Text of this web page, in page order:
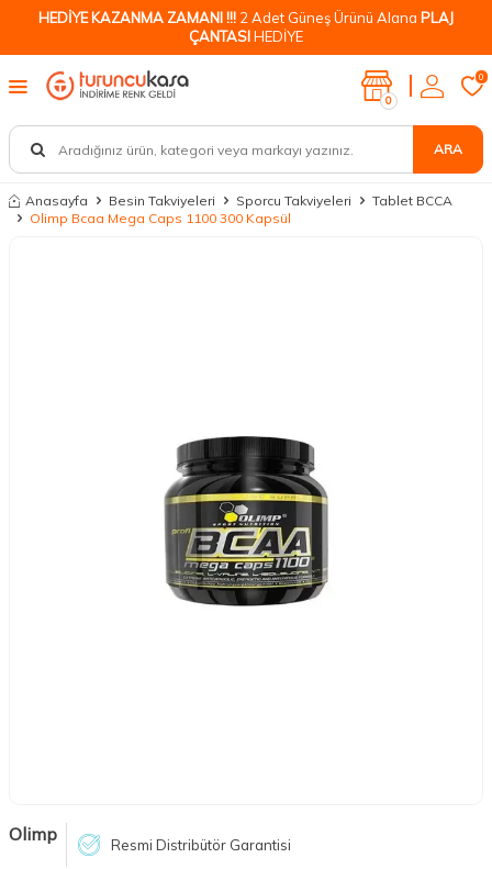
HEDİYE KAZANMA ZAMANI !!! 2 Adet Güneş Ürünü Alana PLAJ
ÇANTASIHEDİYE
ARA
0
0
Anasayfa Besin Takviyeleri Sporcu Takviyeleri
Tablet BCCA
Olimp Bcaa Mega Caps 1100 300 Kapsül
Olimp Resmi Distribütör Garantisi